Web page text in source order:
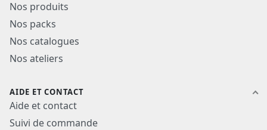
Nos produits
Nos packs
Nos catalogues
Nos ateliers
AIDE ET CONTACT
Aide et contact
Suivi de commande